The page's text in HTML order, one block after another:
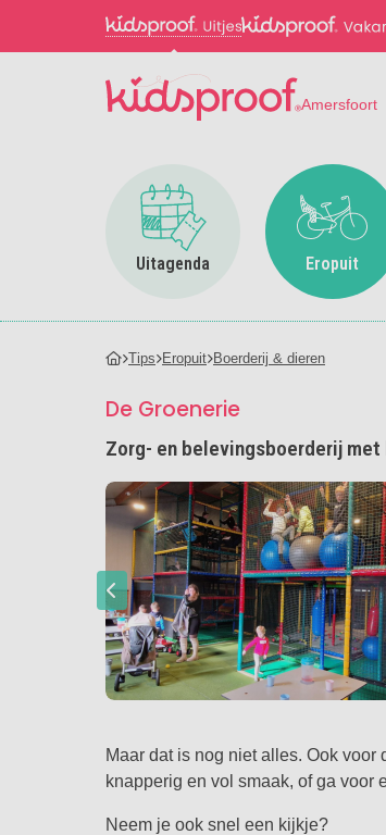
Amersfoort
Uitagenda
Ga naar Uitagenda
Eropuit
Ga
Tips Eropuit Boerderij & dieren
De Groenerie
Zorg- en belevingsboerderij
Maar dat is nog niet alles. Ook
knapperig en vol smaak, of ga voor
Neem je ook snel een kijkje?